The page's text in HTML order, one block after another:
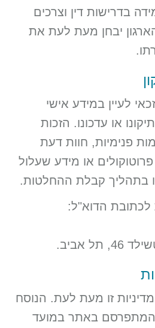
בדרישות דין וצרכים
יבחן מעת לעת את
לעיין במידע אישי
או עדכונו. הזכות
פנימיות, חוות דעת
או מידע שעלול
בתהליך קבלת ההחלטות.
לכתובת הדוא"ל:
אביב.
זו מעת לעת. הנוסח
המתפרסם באתר במועד